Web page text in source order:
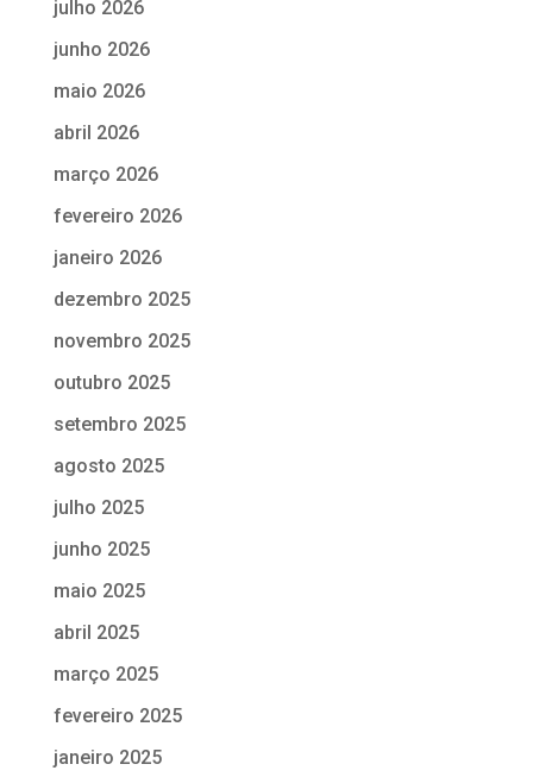
julho 2026
junho 2026
maio 2026
abril 2026
março 2026
fevereiro 2026
janeiro 2026
dezembro 2025
novembro 2025
outubro 2025
setembro 2025
agosto 2025
julho 2025
junho 2025
maio 2025
abril 2025
março 2025
fevereiro 2025
janeiro 2025